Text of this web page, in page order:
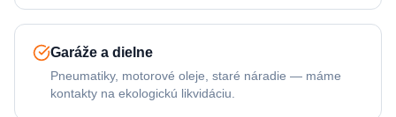
Garáže a dielne
Pneumatiky, motorové oleje, staré náradie — máme
kontakty na ekologickú likvidáciu.